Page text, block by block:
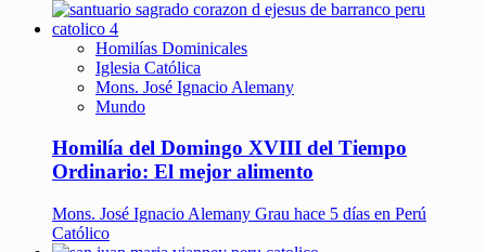
Homilías Dominicales
Iglesia Católica
Mons. José Ignacio Alemany
Mundo
Homilía del Domingo XVIII del Tiempo
Ordinario: El mejor alimento
Mons. José Ignacio Alemany Grau hace 5 días en Perú
Católico